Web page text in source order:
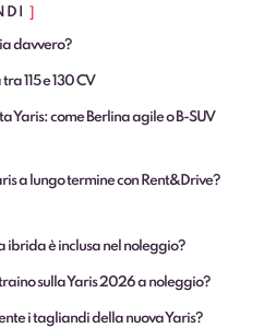
davvero?
115 e 130 CV
Yaris: come Berlina agile o B-SUV
a lungo termine con Rent&Drive?
ibrida è inclusa nel noleggio?
sulla Yaris 2026 a noleggio?
i tagliandi della nuova Yaris?